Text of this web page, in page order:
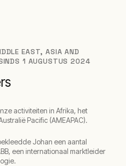
EAST, ASIA AND
1 AUGUSTUS 2024
activiteiten in Afrika, het
Pacific (AMEAPAC).
Johan een aantal
een internationaal marktleider